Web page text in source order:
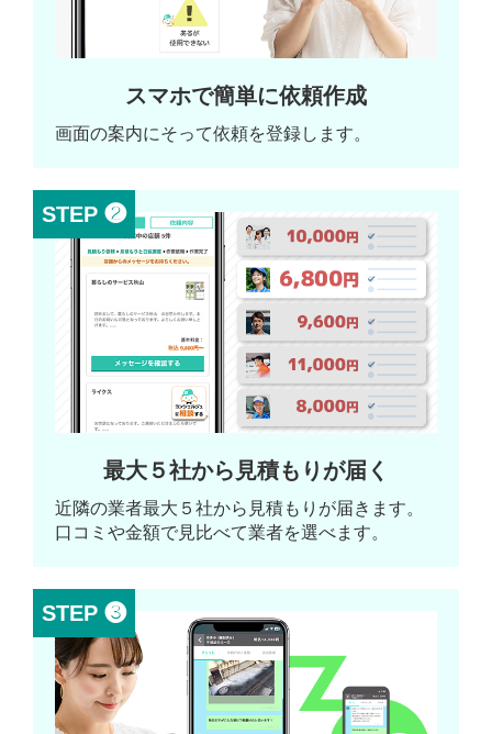
スマホで簡単に依頼作成
画面の案内にそって依頼を登録します。
STEP ❷
最大５社から見積もりが届く
近隣の業者最大５社から見積もりが届きます。
口コミや金額で見比べて業者を選べます。
STEP ❸